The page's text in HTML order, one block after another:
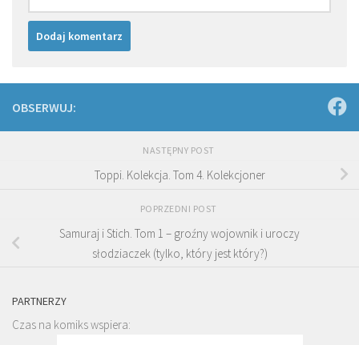
OBSERWUJ:
NASTĘPNY POST
Toppi. Kolekcja. Tom 4. Kolekcjoner
POPRZEDNI POST
Samuraj i Stich. Tom 1 – groźny wojownik i uroczy
słodziaczek (tylko, który jest który?)
PARTNERZY
Czas na komiks wspiera: